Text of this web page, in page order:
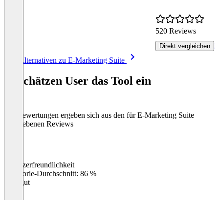
520 Reviews
Direkt vergleichen
Alle Alternativen zu E-Marketing Suite
So schätzen User das Tool ein
Die Bewertungen ergeben sich aus den für E-Marketing Suite
abgegebenen Reviews
Benutzerfreundlichkeit
Kategorie-Durchschnitt: 86 %
Sehr gut